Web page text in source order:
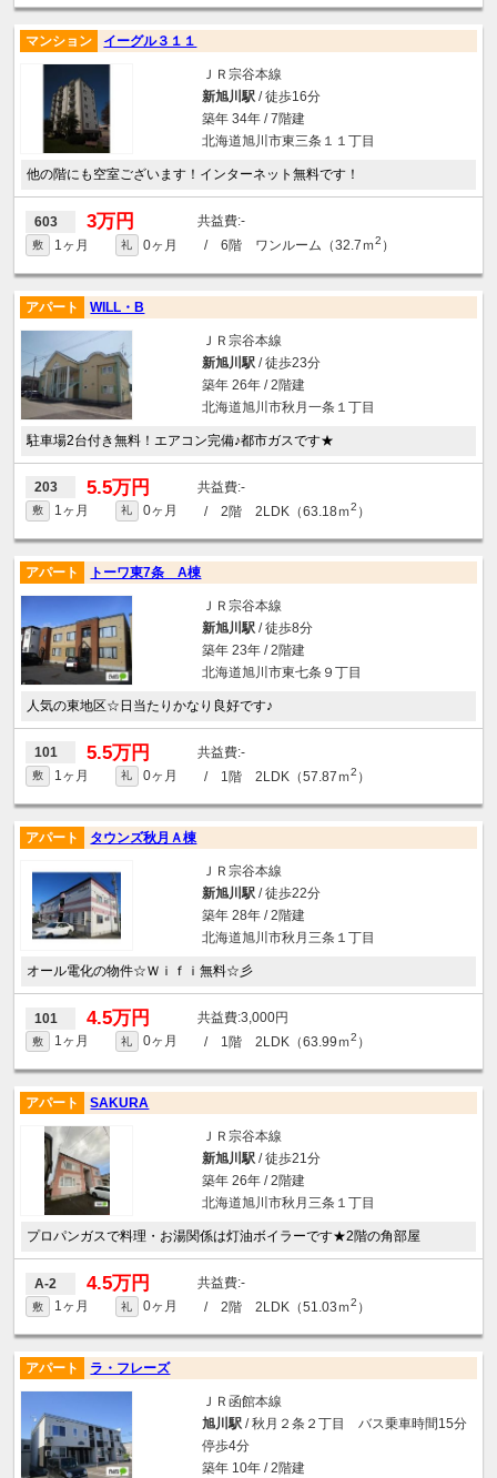
マンション イーグル３１１
ＪＲ宗谷本線
新旭川駅/ 徒歩16分
築年 34年 / 7階建
北海道旭川市東三条１１丁目
他の階にも空室ございます！インターネット無料です！
603 3万円 -
敷 1ヶ月 礼 0ヶ月 / 6階 ワンルーム（32.7ｍ2 ）
アパート WILL・B
ＪＲ宗谷本線
新旭川駅/ 徒歩23分
築年 26年 / 2階建
北海道旭川市秋月一条１丁目
駐車場2台付き無料！エアコン完備♪都市ガスです★
203 5.5万円 -
敷 1ヶ月 礼 0ヶ月 / 2階 2LDK（63.18ｍ2 ）
アパート トーワ東7条 A棟
ＪＲ宗谷本線
新旭川駅/ 徒歩8分
築年 23年 / 2階建
北海道旭川市東七条９丁目
人気の東地区☆日当たりかなり良好です♪
101 5.5万円 -
敷 1ヶ月 礼 0ヶ月 / 1階 2LDK（57.87ｍ2 ）
アパート タウンズ秋月Ａ棟
ＪＲ宗谷本線
新旭川駅/ 徒歩22分
築年 28年 / 2階建
北海道旭川市秋月三条１丁目
オール電化の物件☆Ｗｉｆｉ無料☆彡
101 4.5万円 3,000円
敷 1ヶ月 礼 0ヶ月 / 1階 2LDK（63.99ｍ2 ）
アパート SAKURA
ＪＲ宗谷本線
新旭川駅/ 徒歩21分
築年 26年 / 2階建
北海道旭川市秋月三条１丁目
プロパンガスで料理・お湯関係は灯油ボイラーです★2階の角部屋
A-2 4.5万円 -
敷 1ヶ月 礼 0ヶ月 / 2階 2LDK（51.03ｍ2 ）
アパート ラ・フレーズ
ＪＲ函館本線
旭川駅/ 秋月２条２丁目 バス乗車時間15分
停歩4分
築年 10年 / 2階建